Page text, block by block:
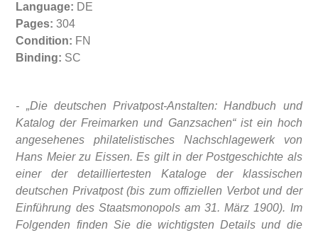
Language: DE
Pages: 304
Condition: FN
Binding: SC
- „Die deutschen Privatpost-Anstalten: Handbuch und
Katalog der Freimarken und Ganzsachen“ ist ein hoch
angesehenes philatelistisches Nachschlagewerk von
Hans Meier zu Eissen. Es gilt in der Postgeschichte als
einer der detailliertesten Kataloge der klassischen
deutschen Privatpost (bis zum offiziellen Verbot und der
Einführung des Staatsmonopols am 31. März 1900). Im
Folgenden finden Sie die wichtigsten Details und die